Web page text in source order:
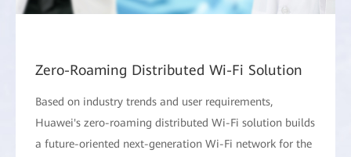
Zero-Roaming Distributed Wi-Fi Solution
Based on industry trends and user requirements,
Huawei's zero-roaming distributed Wi-Fi solution builds
a future-oriented next-generation Wi-Fi network for the